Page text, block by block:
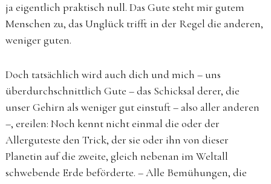
ja eigentlich praktisch null. Das Gute steht mir gutem
Menschen zu, das Unglück trifft in der Regel die anderen,
weniger guten.
Doch tatsächlich wird auch dich und mich – uns
überdurchschnittlich Gute – das Schicksal derer, die
unser Gehirn als weniger gut einstuft – also aller anderen
–, ereilen: Noch kennt nicht einmal die oder der
Allerguteste den Trick, der sie oder ihn von dieser
Planetin auf die zweite, gleich nebenan im Weltall
schwebende Erde beförderte. – Alle Bemühungen, die